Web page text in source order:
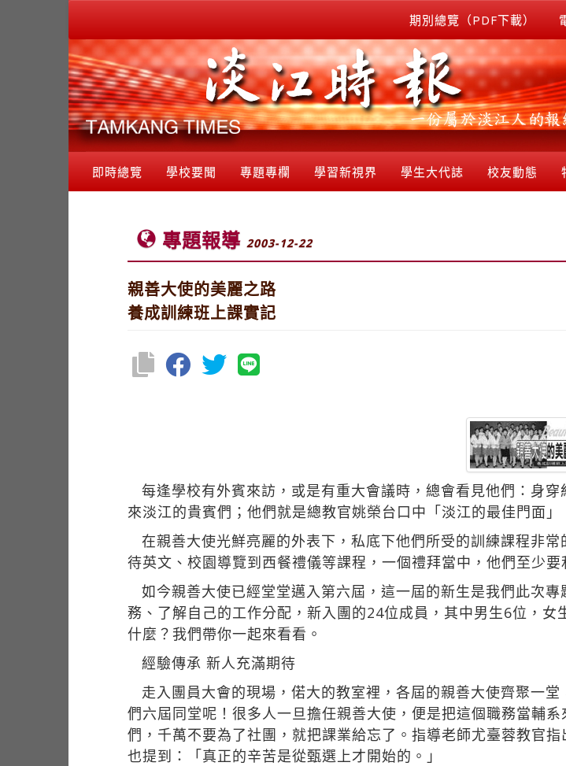
期別總覽（PDF下載）
即時總覽 學校要聞 專題專欄 學習新視界 學生大代誌 校友動態
專題報導 2003-12-22
親善大使的美麗之路
養成訓練班上課實記
每逢學校有外賓來訪，或是有重大會議時，總會看見他們：身
來淡江的貴賓們；他們就是總教官姚榮台口中「淡江的最佳門面
在親善大使光鮮亮麗的外表下，私底下他們所受的訓練課程非
待英文、校園導覽到西餐禮儀等課程，一個禮拜當中，他們至少要
如今親善大使已經堂堂邁入第六屆，這一屆的新生是我們此次
務、了解自己的工作分配，新入團的24位成員，其中男生6位，
什麼？我們帶你一起來看看。
經驗傳承 新人充滿期待
走入團員大會的現場，偌大的教室裡，各屆的親善大使齊聚一
們六屆同堂呢！很多人一旦擔任親善大使，便是把這個職務當輔
們，千萬不要為了社團，就把課業給忘了。指導老師尤臺蓉教官
也提到：「真正的辛苦是從甄選上才開始的。」